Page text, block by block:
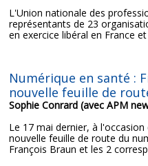
L'Union nationale des
représentants de 23
en exercice libéral en France
Numérique en santé :
nouvelle feuille de
Sophie Conrard (avec APM
Le 17 mai dernier, à
nouvelle feuille de route du
François Braun et les 2